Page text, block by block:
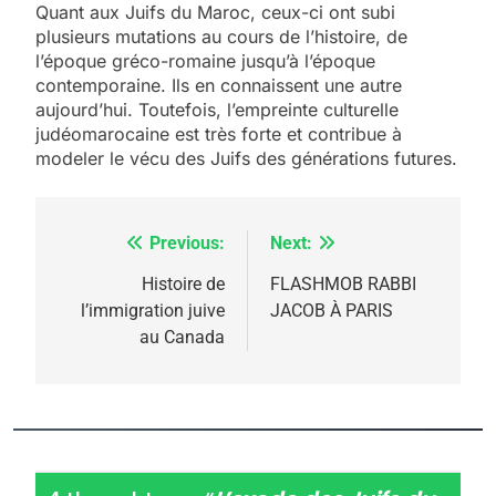
Quant aux Juifs du Maroc, ceux-ci ont subi
plusieurs mutations au cours de l’histoire, de
l’époque gréco-romaine jusqu’à l’époque
contemporaine. Ils en connaissent une autre
aujourd’hui. Toutefois, l’empreinte culturelle
judéomarocaine est très forte et contribue à
modeler le vécu des Juifs des générations futures.
Navigation
l’article
Previous:
Histoire de
l’immigration juive
au Canada
Next:
FLASHMOB RABBI
JACOB À PARIS